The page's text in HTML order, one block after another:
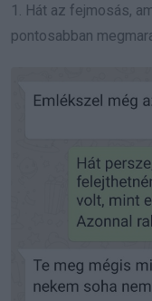
1. Hát az fejmosás,
pontosabban